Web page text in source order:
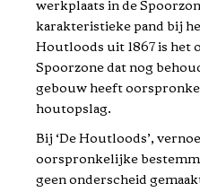
werkplaats in de
karakteristieke pand bij
Houtloods uit 1867 is het
Spoorzone dat nog
gebouw heeft
houtopslag.
Bij ‘De Houtloods’,
oorspronkelijke
geen onderscheid